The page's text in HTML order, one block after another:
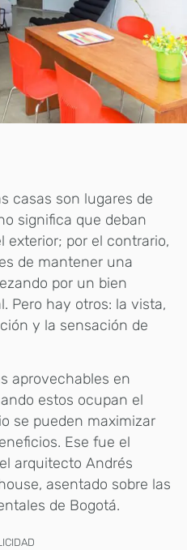
casas son lugares de
significa que deban
exterior; por el contrario,
de mantener una
por un bien
Pero hay otros: la vista,
y la sensación de
aprovechables en
estos ocupan el
se pueden maximizar
Ese fue el
arquitecto Andrés
asentado sobre las
de Bogotá.